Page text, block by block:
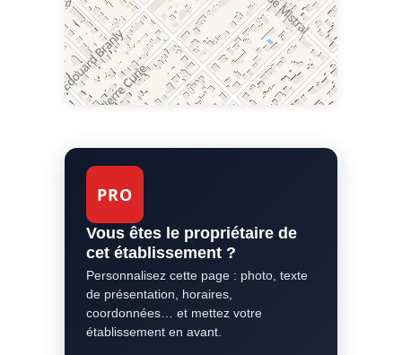
PRO
Vous êtes le propriétaire de
cet établissement ?
Personnalisez cette page : photo, texte
de présentation, horaires,
coordonnées… et mettez votre
établissement en avant.